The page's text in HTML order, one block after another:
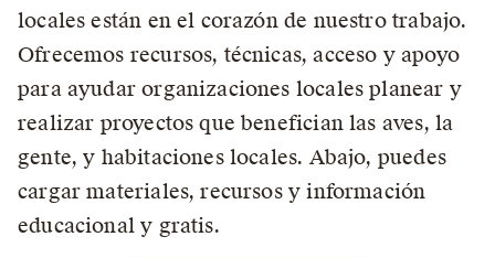
locales están en el corazón de nuestro trabajo.
Ofrecemos recursos, técnicas, acceso y apoyo
para ayudar organizaciones locales planear y
realizar proyectos que benefician las aves, la
gente, y habitaciones locales. Abajo, puedes
cargar materiales, recursos y información
educacional y gratis.